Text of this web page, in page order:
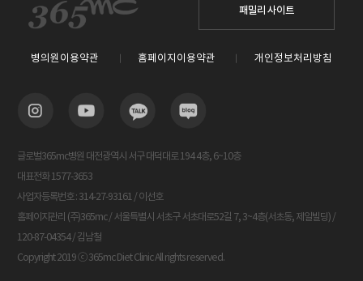
패밀리 사이트
병의원이용약관 홈페이지이용약관 개인정보처리방침
글로벌365mc병원 대전광역시 서구 대덕대로 194 4층, 6~10층
대표전화 1577-3653
사업자등록번호 : 314-27-93161 / 이선호
홈페이지관리 (주)365mc / 서울특별시 서초구 서초대로52길 7, 3~4층(서초동, 제일빌딩) /
120-87-04354 / 김남철
Copyright 2019 ⓒ 365mc Diet Clinic All rights reserved.